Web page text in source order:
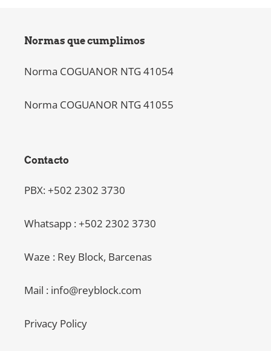
Normas que cumplimos
Norma COGUANOR NTG 41054
Norma COGUANOR NTG 41055
Contacto
PBX: +502 2302 3730
Whatsapp : +502 2302 3730
Waze : Rey Block, Barcenas
Mail : info@reyblock.com
Privacy Policy